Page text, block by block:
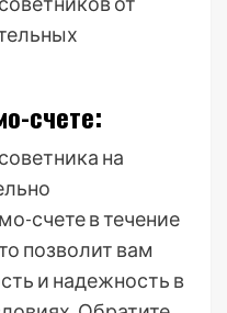
счете:
на
счете в течение
позволит вам
и надежность в